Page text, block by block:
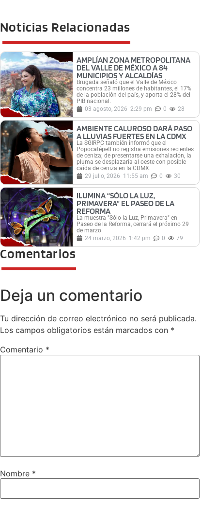
Noticias Relacionadas
AMPLÍAN ZONA METROPOLITANA
DEL VALLE DE MÉXICO A 84
MUNICIPIOS Y ALCALDÍAS
Brugada señaló que el Valle de México
concentra 23 millones de habitantes, el 17%
de la población del país, y aporta el 28% del
PIB nacional.
03 agosto, 2026 2:29 pm 0 28
AMBIENTE CALUROSO DARÁ PASO
A LLUVIAS FUERTES EN LA CDMX
La SGIRPC también informó que el
Popocatépetl no registra emisiones recientes
de ceniza; de presentarse una exhalación, la
pluma se desplazaría al oeste con posible
caída de ceniza en la CDMX.
29 julio, 2026 11:55 am 0 30
ILUMINA “SÓLO LA LUZ,
PRIMAVERA” EL PASEO DE LA
REFORMA
La muestra "Sólo la Luz, Primavera" en
Paseo de la Reforma, cerrará el próximo 29
de marzo
24 marzo, 2026 1:42 pm 0 79
Comentarios
Deja un comentario
Tu dirección de correo electrónico no será publicada.
Los campos obligatorios están marcados con *
Comentario *
Nombre *